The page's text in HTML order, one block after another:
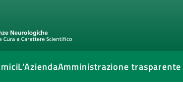
L'AziendaAmministrazione trasparente